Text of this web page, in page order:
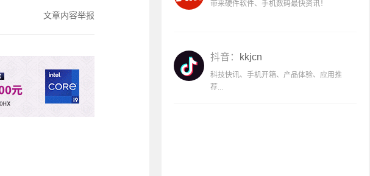
文章内容举报
带来硬件软件、手机数码最快资讯！
抖音： kkjcn
科技快讯、手机开箱、产品体验、应用推
荐...